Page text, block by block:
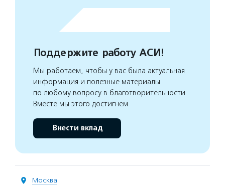
Поддержите работу АСИ!
Мы работаем, чтобы у вас была актуальная
информация и полезные материалы
по любому вопросу в благотворительности.
Вместе мы этого достигнем
Внести вклад
Москва